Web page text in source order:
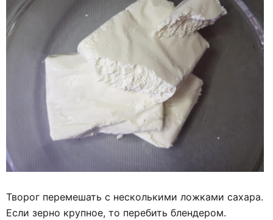
Творог перемешать с несколькими ложками сахара.
Если зерно крупное, то перебить блендером.